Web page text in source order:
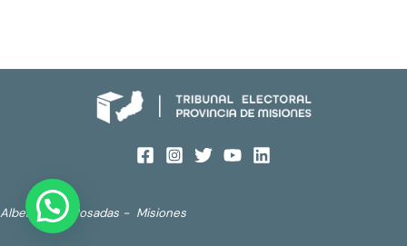
Alberdi 690. Posadas - Misiones